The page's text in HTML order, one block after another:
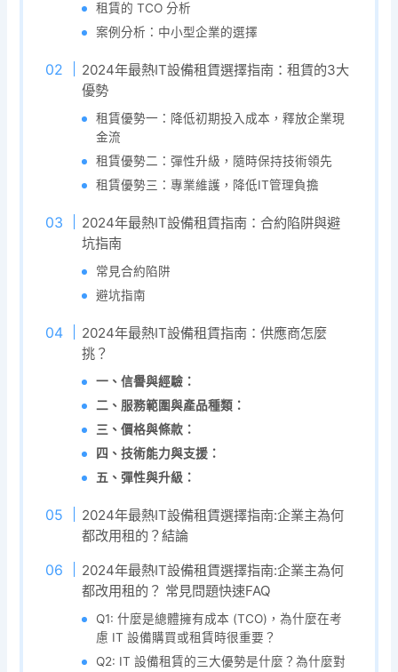
租賃的 TCO 分析
案例分析：中小型企業的選擇
2024年最熱IT設備租賃選擇指南：租賃的3大
優勢
租賃優勢一：降低初期投入成本，釋放企業現
金流
租賃優勢二：彈性升級，隨時保持技術領先
租賃優勢三：專業維護，降低IT管理負擔
2024年最熱IT設備租賃指南：合約陷阱與避
坑指南
常見合約陷阱
避坑指南
2024年最熱IT設備租賃指南：供應商怎麼
挑？
一、信譽與經驗：
二、服務範圍與產品種類：
三、價格與條款：
四、技術能力與支援：
五、彈性與升級：
2024年最熱IT設備租賃選擇指南:企業主為何
都改用租的？結論
2024年最熱IT設備租賃選擇指南:企業主為何
都改用租的？ 常見問題快速FAQ
Q1: 什麼是總體擁有成本 (TCO)，為什麼在考
慮 IT 設備購買或租賃時很重要？
Q2: IT 設備租賃的三大優勢是什麼？為什麼對